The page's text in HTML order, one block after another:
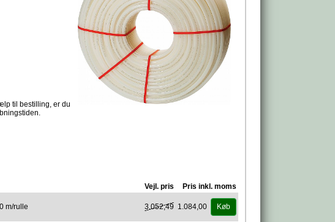
til bestilling, er du
Vejl. pris Pris inkl. moms
m/rulle 3.052,49 1.084,00 Køb